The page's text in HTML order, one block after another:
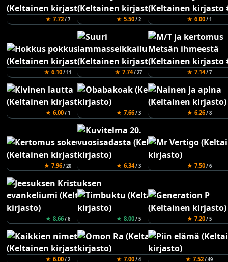
★ 7.72/ 7 ★ 5.50/ 2 ★ 6.00/ 1
★ 6.10/ 11 ★ 7.74/ 27 ★ 7.14/ 7
★ 6.00/ 1 ★ 7.66/ 3 ★ 6.26/ 8
★ 7.96/ 20 ★ 6.34/ 3 ★ 7.50/ 6
★ 8.66/ 6 ★ 8.00/ 5 ★ 7.20/ 5
★ 6.00/ 2 ★ 7.00/ 4 ★ 7.52/ 49